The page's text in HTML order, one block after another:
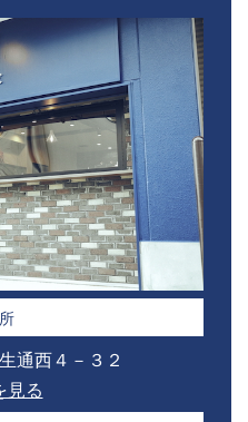
通西４－３２⁣
見る